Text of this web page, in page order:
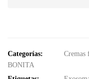
Categorías: Cremas
BONITA